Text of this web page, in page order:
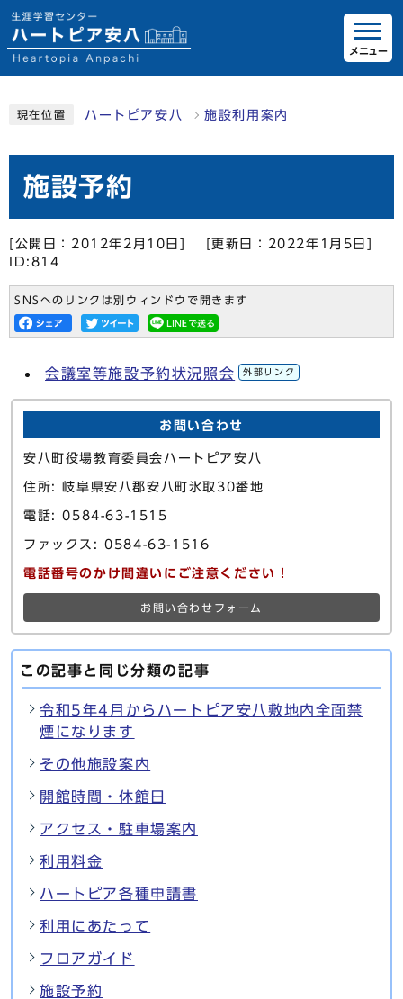
メニュー
現在位置 ハートピア安八 施設利用案内
施設予約
[公開日：2012年2月10日]
[更新日：2022年1月5日]
ID:814
SNSへのリンクは別ウィンドウで開きます
会議室等施設予約状況照会 外部リンク
お問い合わせ
安八町役場教育委員会ハートピア安八
住所: 岐阜県安八郡安八町氷取30番地
電話: 0584-63-1515
ファックス: 0584-63-1516
電話番号のかけ間違いにご注意ください！
お問い合わせフォーム
この記事と同じ分類の記事
令和5年4月からハートピア安八敷地内全面禁
煙になります
その他施設案内
開館時間・休館日
アクセス・駐車場案内
利用料金
ハートピア各種申請書
利用にあたって
フロアガイド
施設予約